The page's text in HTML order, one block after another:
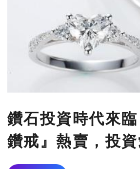
鑽石投資時代來
鑽戒』熱賣，投